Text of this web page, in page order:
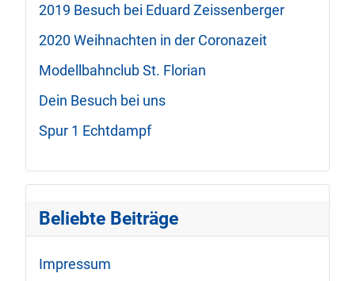
2019 Besuch bei Eduard Zeissenberger
2020 Weihnachten in der Coronazeit
Modellbahnclub St. Florian
Dein Besuch bei uns
Spur 1 Echtdampf
Beliebte Beiträge
Impressum